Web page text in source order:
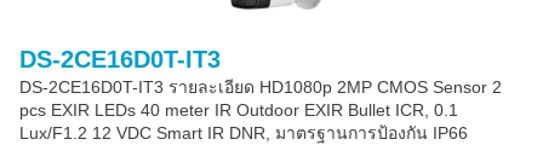
DS-2CE16D0T-IT3
DS-2CE16D0T-IT3 รายละเอียด HD1080p 2MP CMOS Sensor 2
pcs EXIR LEDs 40 meter IR Outdoor EXIR Bullet ICR, 0.1
Lux/F1.2 12 VDC Smart IR DNR, มาตรฐานการป้องกัน IP66